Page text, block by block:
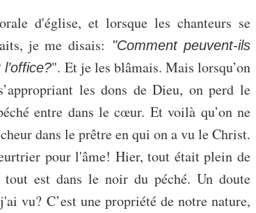
d'église, et lorsque les chanteurs se
je me disais:
"Comment peuvent-ils
". Et je les blâmais. Mais lorsqu’on
les dons de Dieu, on perd le
entre dans le cœur. Et voilà qu’on ne
dans le prêtre en qui on a vu le Christ.
pour l'âme! Hier, tout était plein de
est dans le noir du péché. Un doute
vu? C’est une propriété de notre nature,